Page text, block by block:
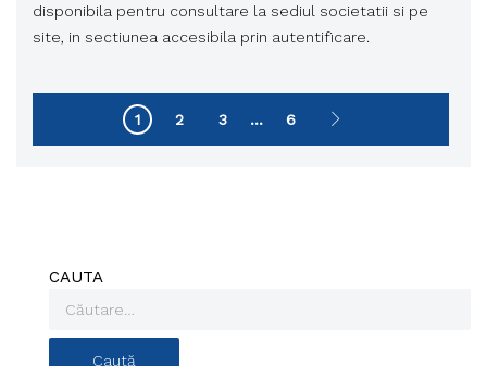
disponibila pentru consultare la sediul societatii si pe
site, in sectiunea accesibila prin autentificare.
1 2 3 ... 6
CAUTA